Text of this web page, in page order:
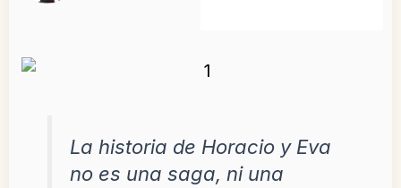
La historia de Horacio y Eva
no es una saga, ni una